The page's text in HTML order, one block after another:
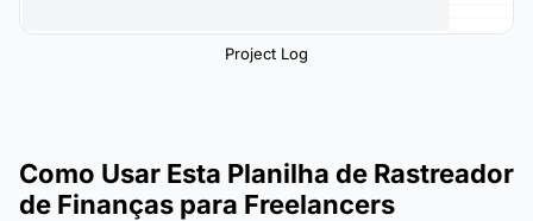
Project Log
Como Usar Esta Planilha de Rastreador
de Finanças para Freelancers